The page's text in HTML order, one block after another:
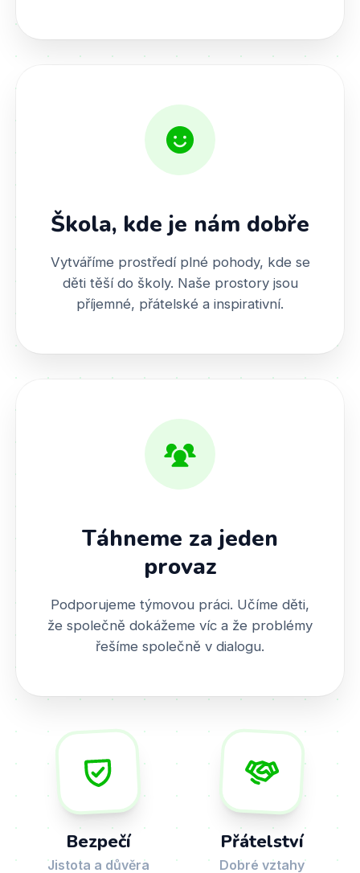
Škola, kde je nám dobře
Vytváříme prostředí plné pohody, kde se
děti těší do školy. Naše prostory jsou
příjemné, přátelské a inspirativní.
Táhneme za jeden
provaz
Podporujeme týmovou práci. Učíme děti,
že společně dokážeme víc a že problémy
řešíme společně v dialogu.
Bezpečí
Jistota a důvěra
Přátelství
Dobré vztahy